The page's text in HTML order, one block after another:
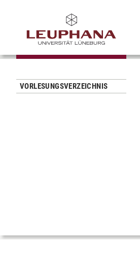
VORLESUNGSVERZEICHNIS